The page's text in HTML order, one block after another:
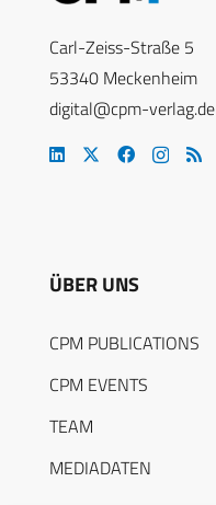
Carl-Zeiss-Straße 5
53340 Meckenheim
digital@cpm-verlag.de
ÜBER UNS
CPM PUBLICATIONS
CPM EVENTS
TEAM
MEDIADATEN